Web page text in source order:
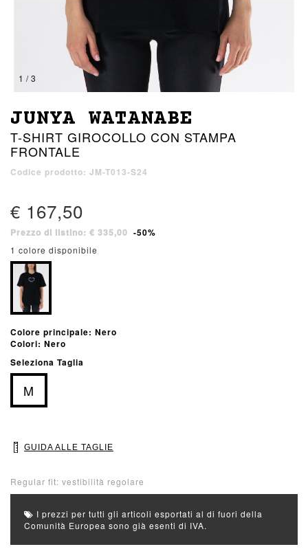
1 / 3
JUNYA WATANABE
T-SHIRT GIROCOLLO CON STAMPA
FRONTALE
Codice prodotto: JM-T013-S24
€ 167,50
Prezzo di listino: € 335,00 -50%
1 colore disponibile
Colore principale: Nero
Colori: Nero
Seleziona Taglia
M
GUIDA ALLE TAGLIE
Regular fit: vestibilità regolare
I prezzi per tutti gli articoli esportati al di fuori della
Comunità Europea sono già esenti di IVA.